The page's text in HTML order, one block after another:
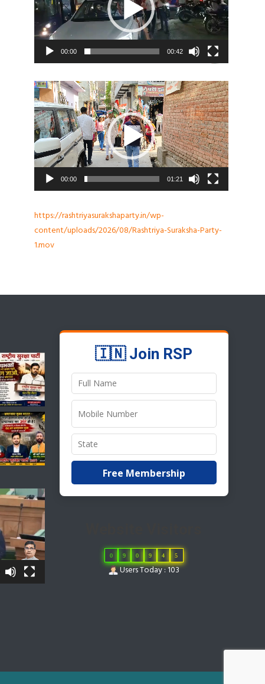
00:00 00:42
Video
Player
00:00 01:21
https://rashtriyasurakshaparty.in/wp-
content/uploads/2026/08/Rashtriya-Suraksha-Party-
1.mov
🇮🇳 Join RSP
Free Membership
0 9 0 9 4 5
Users Today : 103